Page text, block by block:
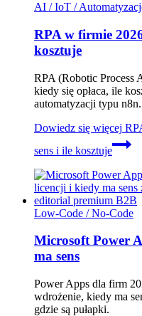
AI / IoT /
RPA w firmie
kosztuje
RPA (Robotic Process
kiedy się opłaca, ile
automatyzacji typu n8n.
Dowiedz się więcej
sens i ile kosztuje
Low-Code / No-Code
Microsoft Power
ma sens
Power Apps dla firm
wdrożenie, kiedy ma
gdzie są pułapki.